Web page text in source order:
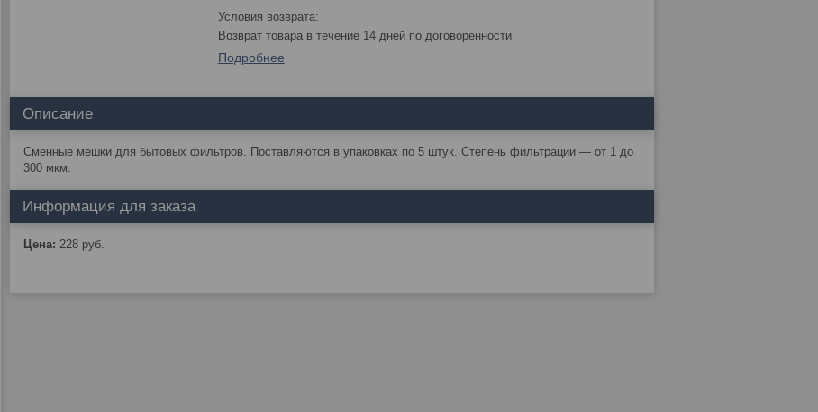
возврат товара в течение 14 дней по договоренности
Подробнее
Описание
Сменные мешки для бытовых фильтров. Поставляются в упаковках по 5 штук. Степень фильтрации — от 1 до
300 мкм.
Информация для заказа
Цена: 228 руб.